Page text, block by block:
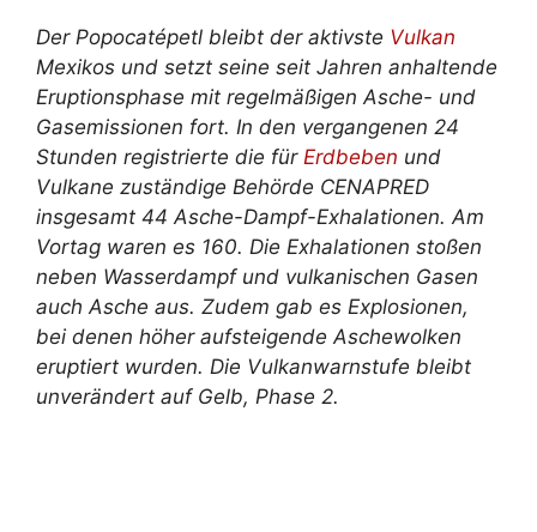
Der Popocatépetl bleibt der aktivste Vulkan
Mexikos und setzt seine seit Jahren anhaltende
Eruptionsphase mit regelmäßigen Asche- und
Gasemissionen fort. In den vergangenen 24
Stunden registrierte die für Erdbeben und
Vulkane zuständige Behörde CENAPRED
insgesamt 44 Asche-Dampf-Exhalationen. Am
Vortag waren es 160. Die Exhalationen stoßen
neben Wasserdampf und vulkanischen Gasen
auch Asche aus. Zudem gab es Explosionen,
bei denen höher aufsteigende Aschewolken
eruptiert wurden. Die Vulkanwarnstufe bleibt
unverändert auf Gelb, Phase 2.